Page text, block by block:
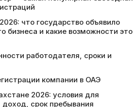
что государство объявило
бизнеса и какие возможности это
работодателя, сроки и
компании в ОАЭ
2026: условия для
срок пребывания